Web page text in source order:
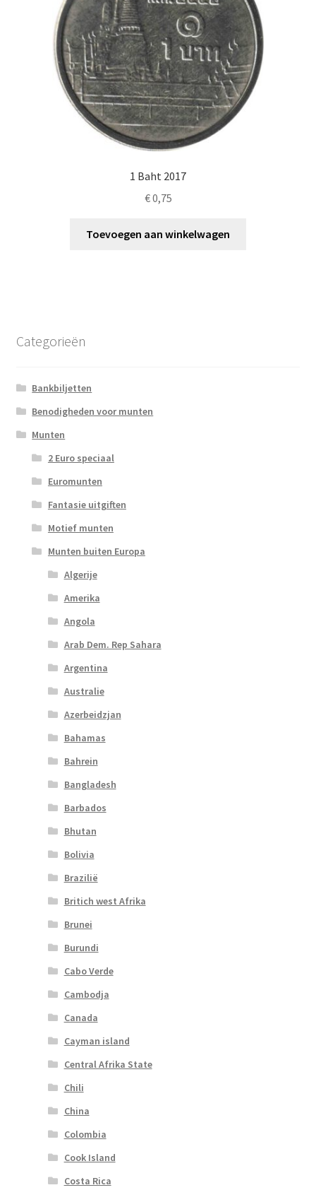
1 Baht 2017
€0,75
Toevoegen aan winkelwagen
Categorieën
Bankbiljetten
Benodigheden voor munten
Munten
2 Euro speciaal
Euromunten
Fantasie uitgiften
Motief munten
Munten buiten Europa
Algerije
Amerika
Angola
Arab Dem. Rep Sahara
Argentina
Australie
Azerbeidzjan
Bahamas
Bahrein
Bangladesh
Barbados
Bhutan
Bolivia
Brazilië
Britich west Afrika
Brunei
Burundi
Cabo Verde
Cambodja
Canada
Cayman island
Central Afrika State
Chili
China
Colombia
Cook Island
Costa Rica